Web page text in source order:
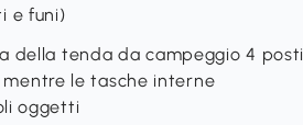
e funi)
della tenda da campeggio 4 posti
le tasche interne
oggetti